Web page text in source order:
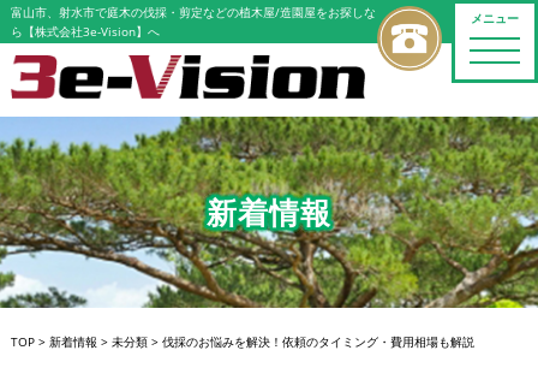
メニュー
toggle
富山市、射水市で庭木の伐採・剪定などの植木屋/造園屋をお探しな
ら【株式会社3e-Vision】へ
新着情報
TOP> 新着情報 > 未分類> 伐採のお悩みを解決！依頼のタイミング・費用相場も解説